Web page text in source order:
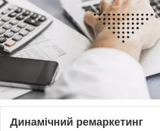
Динамічний ремаркетинг